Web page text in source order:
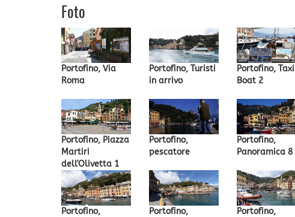
Foto
Portofino, Via
Roma
Portofino, Turisti
in arrivo
Portofino, Taxi
Boat 2
Portofino, Piazza
Martiri
dell'Olivetta 1
Portofino,
pescatore
Portofino,
Panoramica 8
Portofino,
Portofino,
Portofino,